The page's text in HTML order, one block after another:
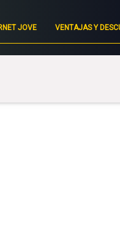
JOVE VENTAJAS Y